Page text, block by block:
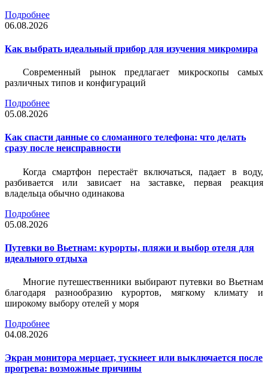
Подробнее
06.08.2026
Как выбрать идеальный прибор для изучения микромира
Современный рынок предлагает микроскопы самых
различных типов и конфигураций
Подробнее
05.08.2026
Как спасти данные со сломанного телефона: что делать
сразу после неисправности
Когда смартфон перестаёт включаться, падает в воду,
разбивается или зависает на заставке, первая реакция
владельца обычно одинакова
Подробнее
05.08.2026
Путевки во Вьетнам: курорты, пляжи и выбор отеля для
идеального отдыха
Многие путешественники выбирают путевки во Вьетнам
благодаря разнообразию курортов, мягкому климату и
широкому выбору отелей у моря
Подробнее
04.08.2026
Экран монитора мерцает, тускнеет или выключается после
прогрева: возможные причины